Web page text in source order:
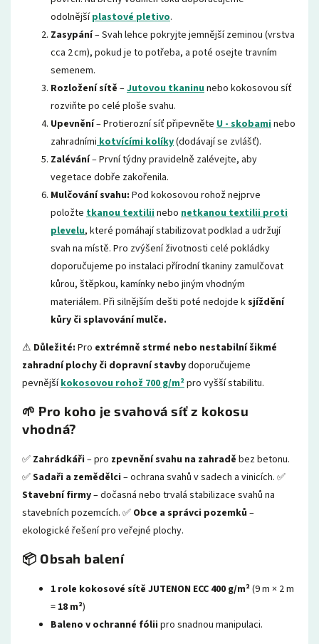
odolnějšíplastové pletivo.
Zasypání– Svah lehce pokryjte jemnější zeminou (vrstva
cca 2 cm), pokud je to potřeba, a poté osejte travním
semenem.
Rozložení sítě –Jutovou tkaninu nebo kokosovou síť
rozviňte po celé ploše svahu.
Upevnění– Protierozní síť připevněte U - skobami nebo
zahradními kotvícími kolíky(dodávají se zvlášť).
Zalévání– První týdny pravidelně zalévejte, aby
vegetace dobře zakořenila.
Mulčování svahu: Pod kokosovou rohož nejprve
položte tkanou textilii nebo netkanou textilii proti
plevelu, které pomáhají stabilizovat podklad a udržují
svah na místě. Pro zvýšení životnosti celé pokládky
doporučujeme po instalaci přírodní tkaniny zamulčovat
kůrou, štěpkou, kamínky nebo jiným vhodným
materiálem. Při silnějším dešti poté nedojde ksjíždění
kůry či splavování mulče.
⚠ Důležité: Pro extrémně strmé nebo nestabilní šikmé
zahradní plochy či dopravní stavbydoporučujeme
pevnějšíkokosovou rohož 700 g/m²pro vyšší stabilitu.
🌱 Pro koho je svahová síť z kokosu
vhodná?
✅ Zahrádkáři – pro zpevnění svahu na zahradě bez betonu.
✅Sadaři a zemědělci – ochrana svahů v sadech a vinicích. ✅
Stavební firmy– dočasná nebo trvalá stabilizace svahů na
stavebních pozemcích. ✅ Obce a správci pozemků –
ekologické řešení pro veřejné plochy.
📦 Obsah balení
1 role kokosové sítě JUTENON ECC 400 g/m²(9 m × 2 m
= 18 m²)
Baleno v ochranné fólii pro snadnou manipulaci.